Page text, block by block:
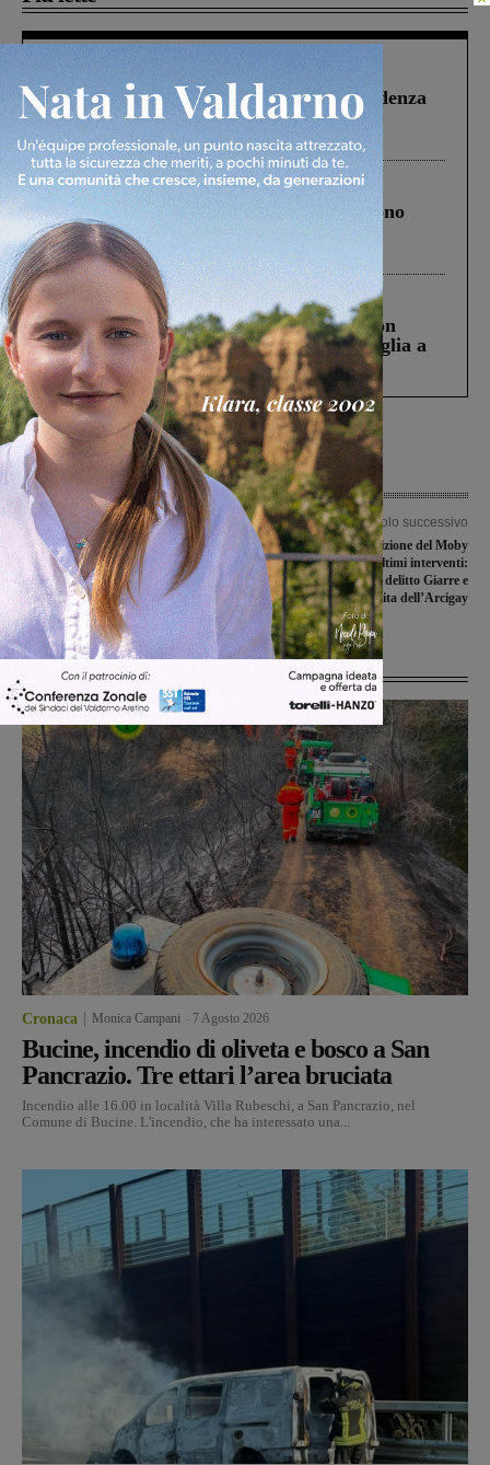
Figline Incisa Valdarno
Piscina di Figline finanziata oltre la scadenza
Pnrr, il gruppo di Fratelli d’Italia: “Un
ringraziamento al Governo”
Cronaca 4 Agosto 2026
Un anno fa la strage in A1 in cui morirono
Gianni, Giulia e Franco. Lo schianto, il
processo, lo stop ai sorpassi fra tir....
Cronaca 3 Agosto 2026
Scomparso da una struttura di Castiglion
Fiorentino l’uomo che aveva ucciso la figlia a
Levane nel 2020
Articolo precedente
Raccolta differenziata anche
all’interno del cimitero, impegno
dell’Amministrazione dopo
interrogazione di Rossi e Camiciottoli
Articolo successivo
Conclusa la quinta edizione del Moby
Dick Festival. Tra gli ultimi interventi:
Francesco Lepore. Sul delitto Giarre e
la nascita dell’Arcigay
Ultime Notizie
Cronaca Monica Campani 7 Agosto 2026
Bucine, incendio di oliveta e bosco a San
Pancrazio. Tre ettari l’area bruciata
Incendio alle 16.00 in località Villa Rubeschi, a San Pancrazio, nel
Comune di Bucine. L'incendio, che ha interessato una...